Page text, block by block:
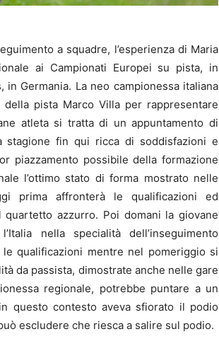
a squadre, l’esperienza di Maria
ai Campionati Europei su pista, in
Germania. La neo campionessa italiana
pista Marco Villa per rappresentare
atleta si tratta di un appuntamento di
stagione fin qui ricca di soddisfazioni e
piazzamento possibile della formazione
l’ottimo stato di forma mostrato nelle
prima affronterà le qualificazioni ed
azzurro. Poi domani la giovane
nella specialità dell’inseguimento
qualificazioni mentre nel pomeriggio si
da passista, dimostrate anche nelle gare
regionale, potrebbe puntare a un
questo contesto aveva sfiorato il podio
escludere che riesca a salire sul podio.